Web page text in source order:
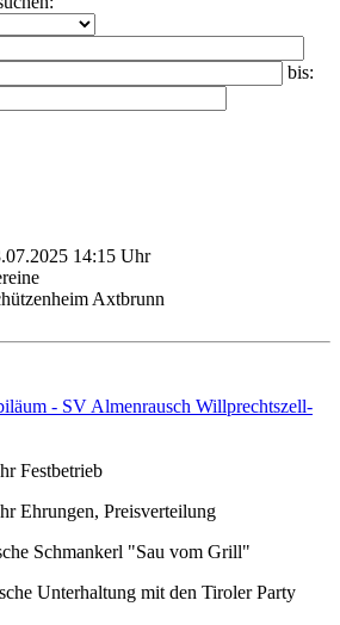
bis:
14:15 Uhr
Axtbrunn
- SV Almenrausch Willprechtszell-
Festbetrieb
Ehrungen, Preisverteilung
Schmankerl "Sau vom Grill"
Unterhaltung mit den Tiroler Party